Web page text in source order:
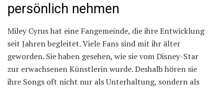
persönlich nehmen
Miley Cyrus hat eine Fangemeinde, die ihre Entwicklung
seit Jahren begleitet. Viele Fans sind mit ihr älter
geworden. Sie haben gesehen, wie sie vom Disney-Star
zur erwachsenen Künstlerin wurde. Deshalb hören sie
ihre Songs oft nicht nur als Unterhaltung, sondern als